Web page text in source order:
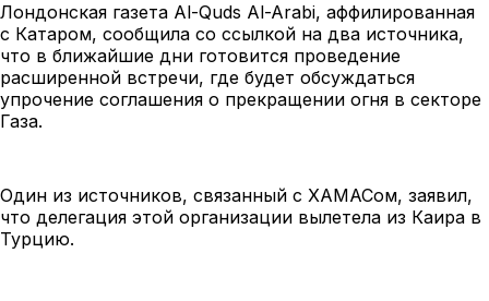
Лондонская газета Al-Quds Al-Arabi, аффилированная
с Катаром, сообщила со ссылкой на два источника,
что в ближайшие дни готовится проведение
расширенной встречи, где будет обсуждаться
упрочение соглашения о прекращении огня в секторе
Газа.
Один из источников, связанный с ХАМАСом, заявил,
что делегация этой организации вылетела из Каира в
Турцию.